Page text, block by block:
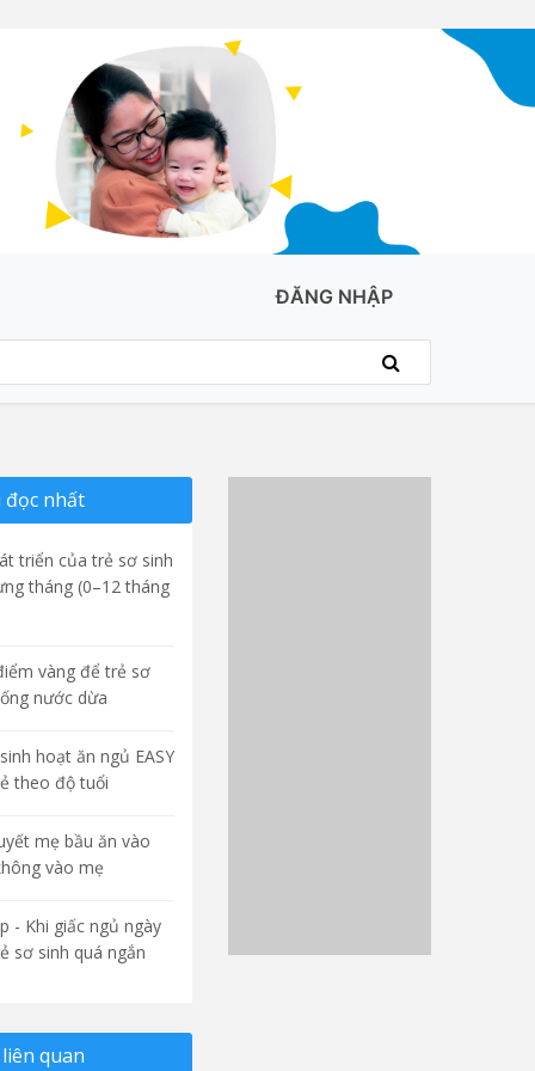
ĐĂNG NHẬP
nhất
triển của trẻ sơ sinh
tháng (0–12 tháng
vàng để trẻ sơ
nước dừa
hoạt ăn ngủ EASY
theo độ tuổi
mẹ bầu ăn vào
vào mẹ
- Khi giấc ngủ ngày
sơ sinh quá ngắn
quan